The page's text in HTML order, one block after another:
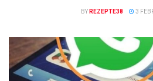
BY REZEPTE38 3